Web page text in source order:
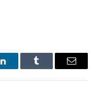
LinkedInTumblr
E-